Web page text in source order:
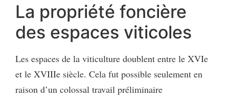
La propriété foncière
des espaces viticoles
Les espaces de la viticulture doublent entre le XVIe
et le XVIIIe siècle. Cela fut possible seulement en
raison d’un colossal travail préliminaire